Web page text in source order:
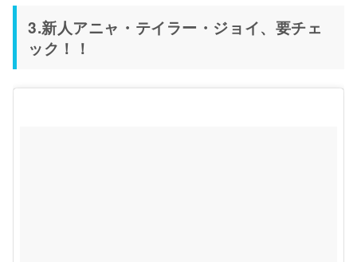
3.新人アニャ・テイラー・ジョイ、要チェ
ック！！